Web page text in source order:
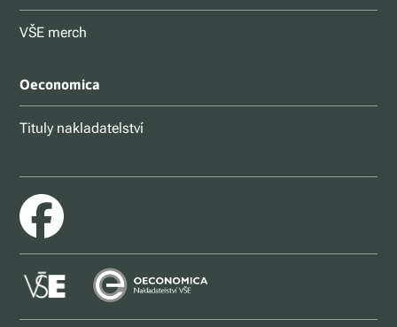
VŠE merch
Oeconomica
Tituly nakladatelství